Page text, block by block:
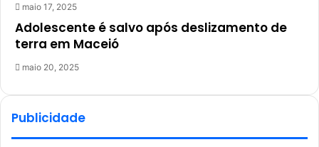
maio 17, 2025
Adolescente é salvo após deslizamento de
terra em Maceió
maio 20, 2025
Publicidade